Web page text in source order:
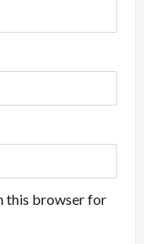
this browser for